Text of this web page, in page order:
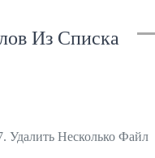
Из Списка
Удалить Несколько